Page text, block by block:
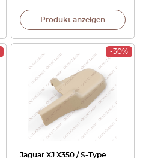
Produkt anzeigen
-30%
Jaguar XJ X350 / S-Type